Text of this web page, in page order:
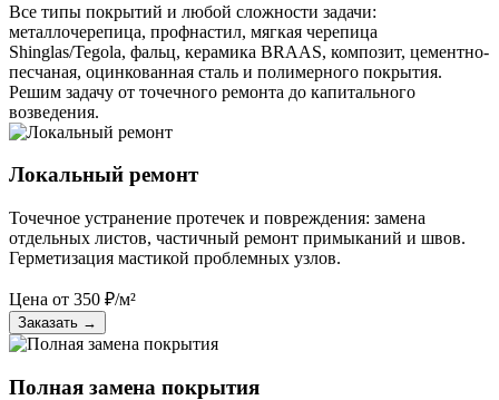
Все типы покрытий и любой сложности задачи:
металлочерепица, профнастил, мягкая черепица
Shinglas/Tegola, фальц, керамика BRAAS, композит, цементно-
песчаная, оцинкованная сталь и полимерного покрытия.
Решим задачу от точечного ремонта до капитального
возведения.
Локальный ремонт
Точечное устранение протечек и повреждения: замена
отдельных листов, частичный ремонт примыканий и швов.
Герметизация мастикой проблемных узлов.
Цена от 350 ₽/м²
Заказать →
Полная замена покрытия